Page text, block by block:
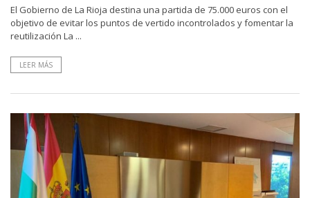
El Gobierno de La Rioja destina una partida de 75.000 euros con el
objetivo de evitar los puntos de vertido incontrolados y fomentar la
reutilización La ...
LEER MÁS